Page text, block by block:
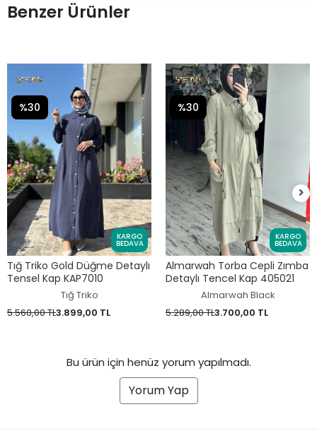
Benzer Ürünler
KARGO
BEDAVA
Tığ Triko Gold Düğme Detaylı
Tensel Kap KAP7010
Tığ Triko
5.560,00 TL3.899,00 TL
%30
KARGO
BEDAVA
Almarwah Torba Cepli Zımba
Detaylı Tencel Kap 405021
Almarwah Black
5.289,00 TL3.700,00 TL
%30
Bu ürün için henüz yorum yapılmadı.
Yorum Yap